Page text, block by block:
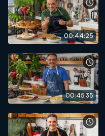
00:44:25
00:45:35